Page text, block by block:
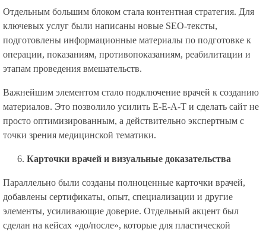
Отдельным большим блоком стала контентная стратегия. Для
ключевых услуг были написаны новые SEO-тексты,
подготовлены информационные материалы по подготовке к
операции, показаниям, противопоказаниям, реабилитации и
этапам проведения вмешательств.
Важнейшим элементом стало подключение врачей к созданию
материалов. Это позволило усилить E-E-A-T и сделать сайт не
просто оптимизированным, а действительно экспертным с
точки зрения медицинской тематики.
Карточки врачей и визуальные доказательства
Параллельно были созданы полноценные карточки врачей,
добавлены сертификаты, опыт, специализации и другие
элементы, усиливающие доверие. Отдельный акцент был
сделан на кейсах «до/после», которые для пластической